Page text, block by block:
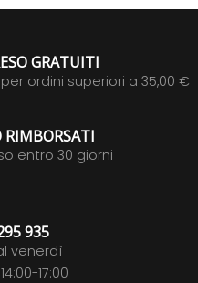
GRATUITI
ordini superiori a 35,00 €
RIMBORSATI
entro 30 giorni
935
venerdì
17:00